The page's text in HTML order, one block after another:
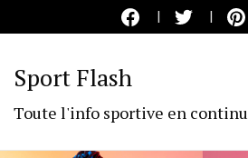
Sport Flash
Toute l'info sportive en continu